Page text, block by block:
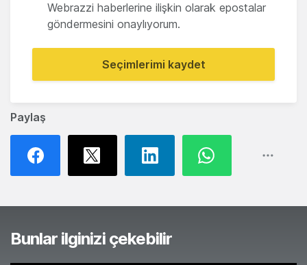
Paylaş
Webrazzi haberlerine ilişkin olarak epostalar
göndermesini onaylıyorum.
Seçimlerimi kaydet
Bunlar ilginizi çekebilir